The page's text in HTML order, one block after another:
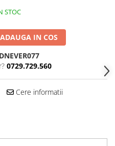
STOC
ADAUGA IN COS
0729.729.560
Cere informatii